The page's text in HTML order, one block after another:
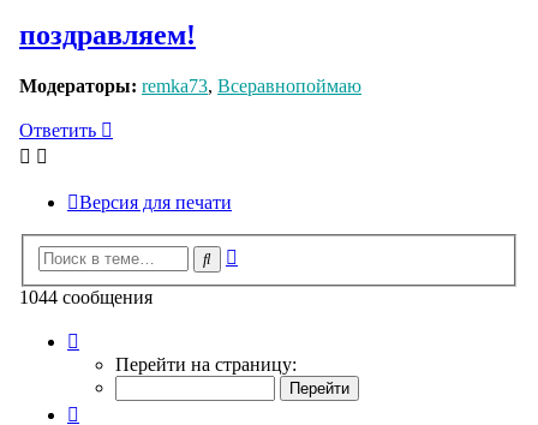
поздравляем!
Модераторы: remka73, Всеравнопоймаю
Ответить
Версия для печати
Поиск
1044 сообщения
50
Перейти на страницу: